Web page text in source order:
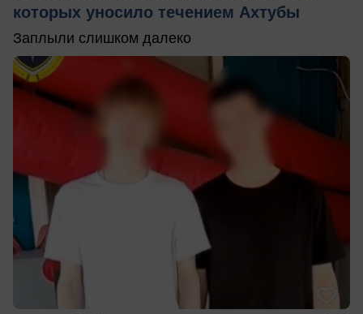
которых уносило течением Ахтубы
Заплыли слишком далеко